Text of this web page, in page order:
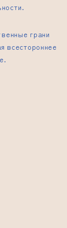
грани
всестороннее